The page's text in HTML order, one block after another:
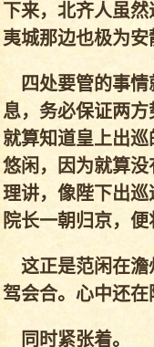
下来，北齐人虽
夷城那边也极为安
四处要管的事情
息，务必保证两
就算知道皇上出
悠闲，因为就算
理讲，像陛下出
院长一朝归京，
这正是范闲在澹
驾会合。心中还在
同时紧张着。